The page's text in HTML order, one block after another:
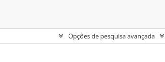
Opções de pesquisa avançada